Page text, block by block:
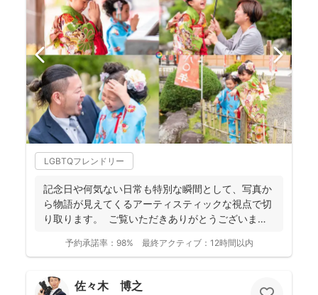
LGBTQフレンドリー
記念日や何気ない日常も特別な瞬間として、写真か
ら物語が見えてくるアーティスティックな視点で切
り取ります。 ご覧いただきありがとうございま
予約承諾率： 98% 最終アクティブ： 12時間以内
佐々木 博之